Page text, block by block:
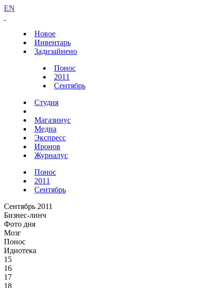
EN
Новое
Инвентарь
Задизайнено
Понос
2011
Сентябрь
Студия
Магазинус
Медиа
Экспресс
Иронов
Журналус
Понос
2011
Сентябрь
Сентябрь 2011
Бизнес-линч
Фото дня
Мозг
Понос
Идиотека
15
16
17
18